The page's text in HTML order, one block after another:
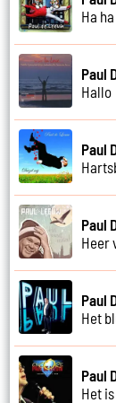
Ha
Paul
Hallo
Paul
Paul
Heer
Paul
Het
Paul
Het